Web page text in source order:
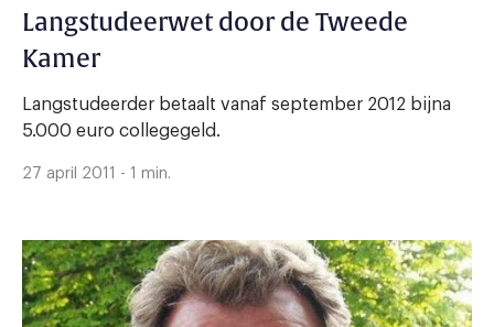
Langstudeerwet door de Tweede
Kamer
Langstudeerder betaalt vanaf september 2012 bijna
5.000 euro collegegeld.
27 april 2011 - 1 min.